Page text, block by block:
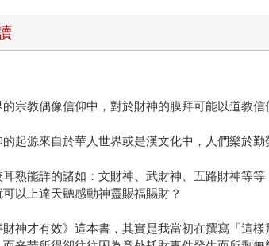
宗教偶像信仰中，對於財神的膜拜可能以道教
的起源來自於華人世界或是漢文化中，人們樂於
耳熟能詳的諸如：文財神、武財神、五路財神等
可以上達天聽感動神靈賜福賜財？
財神才有效》這本書，其實是我當初在撰寫「這